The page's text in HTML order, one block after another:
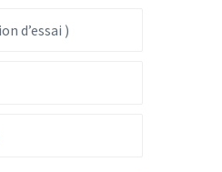
d’essai )